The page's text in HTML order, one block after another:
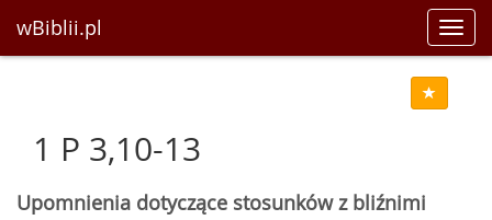
wBiblii.pl
1 P 3,10-13
Upomnienia dotyczące stosunków z bliźnimi